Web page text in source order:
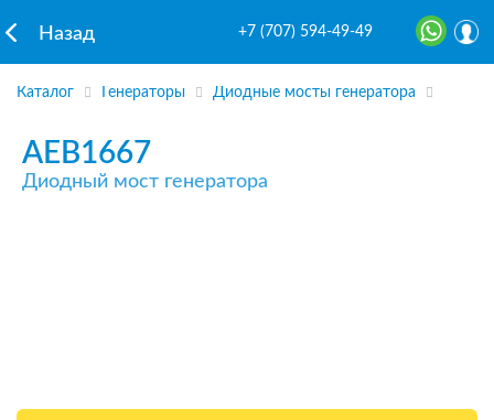
Назад +7 (707) 594-49-49
Каталог Генераторы Диодные мосты генератора
AEB1667
Диодный мост генератора